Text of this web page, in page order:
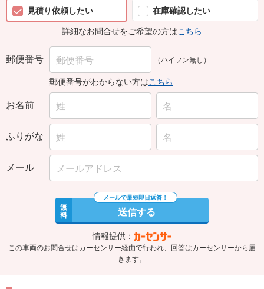
見積り依頼したい
在庫確認したい
詳細なお問合せをご希望の方はこちら
郵便番号 （ハイフン無し）
郵便番号がわからない方はこちら
お名前
ふりがな
メール
無
料 送信する
情報提供：
この車両のお問合せはカーセンサー経由で行われ、回答はカーセンサーから届
きます。